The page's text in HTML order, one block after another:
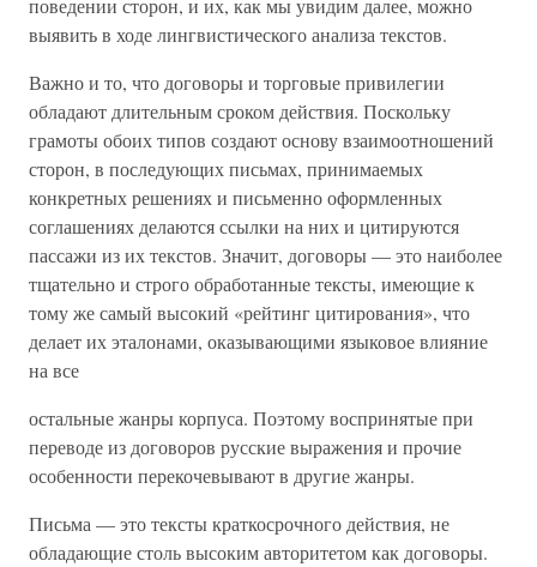
поведении сторон, и их, как мы увидим далее, можно
выявить в ходе лингвистического анализа текстов.
Важно и то, что договоры и торговые привилегии
обладают длительным сроком действия. Поскольку
грамоты обоих типов создают основу взаимоотношений
сторон, в последующих письмах, принимаемых
конкретных решениях и письменно оформленных
соглашениях делаются ссылки на них и цитируются
пассажи из их текстов. Значит, договоры — это наиболее
тщательно и строго обработанные тексты, имеющие к
тому же самый высокий «рейтинг цитирования», что
делает их эталонами, оказывающими языковое влияние
на все
остальные жанры корпуса. Поэтому воспринятые при
переводе из договоров русские выражения и прочие
особенности перекочевывают в другие жанры.
Письма — это тексты краткосрочного действия, не
обладающие столь высоким авторитетом как договоры.